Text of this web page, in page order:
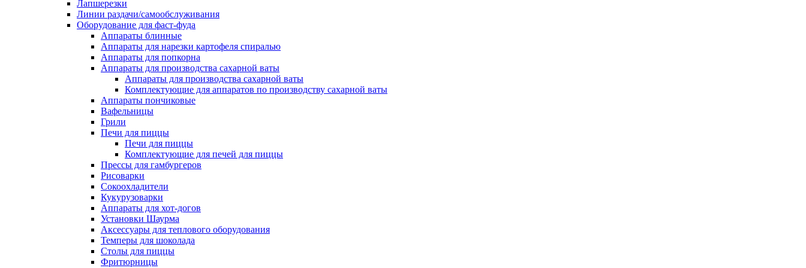
Лапшерезки
Линии раздачи/самообслуживания
Оборудование для фаст-фуда
Аппараты блинные
Аппараты для нарезки картофеля спиралью
Аппараты для попкорна
Аппараты для производства сахарной ваты
Аппараты для производства сахарной ваты
Комплектующие для аппаратов по производству сахарной ваты
Аппараты пончиковые
Вафельницы
Грили
Печи для пиццы
Печи для пиццы
Комплектующие для печей для пиццы
Прессы для гамбургеров
Рисоварки
Сокоохладители
Кукурузоварки
Аппараты для хот-догов
Установки Шаурма
Аксессуары для теплового оборудования
Темперы для шоколада
Столы для пиццы
Фритюрницы